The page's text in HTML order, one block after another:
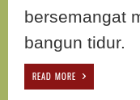
bersemangat
bangun tidur.
READ MORE